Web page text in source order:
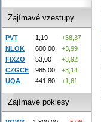
Zajímavé vzestupy
PVT 1,19
+38,37
NLOK
600,00
+3,99
FIXZO
53,00
+3,92
CZGCE
985,00
+3,14
UQA
441,80 +1,61
Zajímavé poklesy